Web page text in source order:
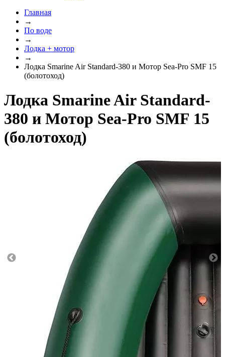
Главная
→
По воде
→
Лодка + мотор
→
Лодка Smarine Air Standard-380 и Мотор Sea-Pro SMF 15
(болотоход)
Лодка Smarine Air Standard-
380 и Мотор Sea-Pro SMF 15
(болотоход)